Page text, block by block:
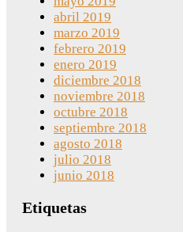
abril 2019
marzo 2019
febrero 2019
enero 2019
diciembre 2018
noviembre 2018
octubre 2018
septiembre 2018
agosto 2018
julio 2018
junio 2018
Etiquetas